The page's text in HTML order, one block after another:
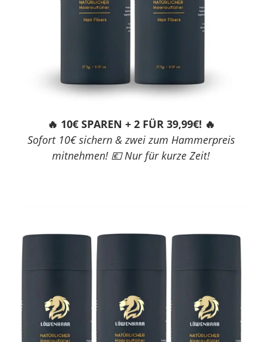
🔥 10€ SPAREN + 2 FÜR 39,99€! 🔥
Sofort 10€ sichern & zwei zum Hammerpreis
mitnehmen! 💶 Nur für kurze Zeit!